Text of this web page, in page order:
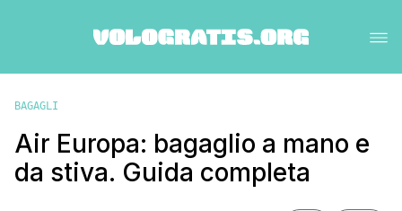
BAGAGLI
Air Europa: bagaglio a mano e
da stiva. Guida completa